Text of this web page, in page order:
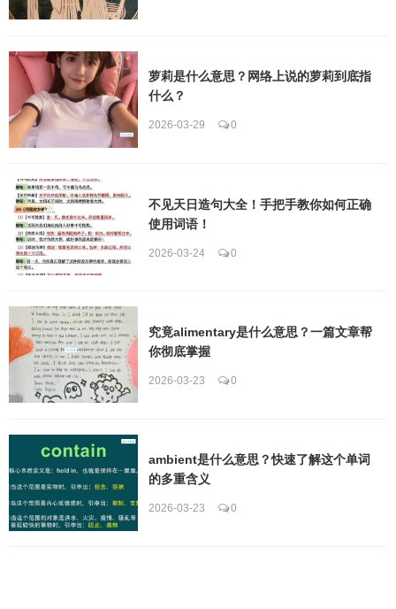
萝莉是什么意思？网络上说的萝莉到底指
什么？
2026-03-29 0
不见天日造句大全！手把手教你如何正确
使用词语！
2026-03-24 0
究竟alimentary是什么意思？一篇文章帮
你彻底掌握
2026-03-23 0
ambient是什么意思？快速了解这个单词
的多重含义
2026-03-23 0